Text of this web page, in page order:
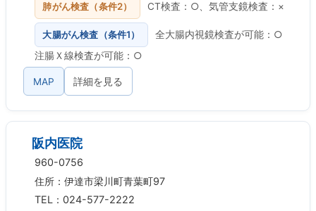
肺がん検査（条件2） CT検査：○、気管支鏡検査：×
大腸がん検査（条件1）
全大腸内視鏡検査が可能：○
注腸Ｘ線検査が可能：○
MAP 詳細を見る
阪内医院
960-0756
住所：伊達市梁川町青葉町97
TEL：024-577-2222